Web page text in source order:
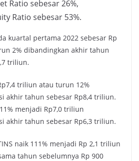
Ratio sebesar 26%,
Ratio sebesar 53%.
kuartal pertama 2022 sebesar Rp
2% dibandingkan akhir tahun
triliun.
triliun atau turun 12%
akhir tahun sebesar Rp8,4 triliun.
menjadi Rp7,0 triliun
akhir tahun sebesar Rp6,3 triliun.
naik 111% menjadi Rp 2,1 triliun
tahun sebelumnya Rp 900